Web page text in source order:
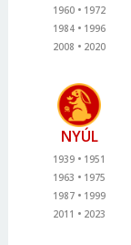
1960
1972
1984
1996
2008
2020
NYÚL
1939
1951
1963
1975
1987
1999
2011
2023